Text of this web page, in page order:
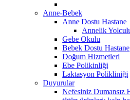
Anne-Bebek
Anne Dostu Hastane
Annelik
Gebe Okulu
Bebek Dostu Hastane
Doğum Hizmetleri
Ebe Polikinliği
Laktasyon Polikliniği
Duyurular
Nefesiniz Dumansız